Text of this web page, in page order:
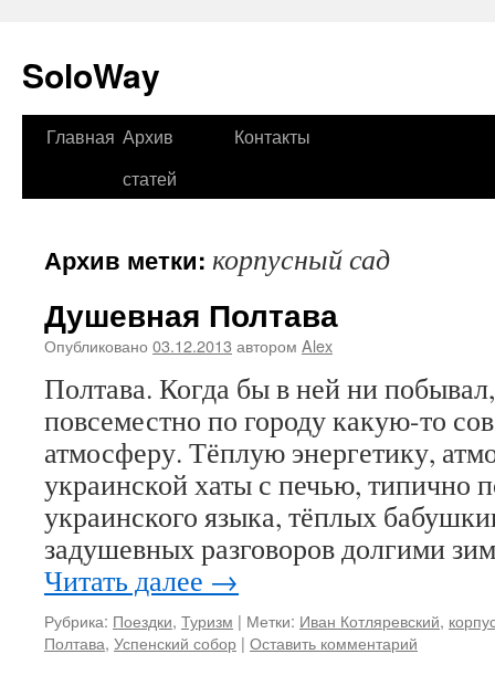
SoloWay
Перейти
Главная Архив
статей
Контакты
Архив метки: корпусный сад
Душевная Полтава
Опубликовано 03.12.2013 автором Alex
Полтава. Когда бы в ней ни
повсеместно по городу какую-то
атмосферу. Тёплую энергетику,
украинской хаты с печью, типично
украинского языка, тёплых
задушевных разговоров долгими
Читать далее →
Рубрика: Поездки, Туризм | Метки: Иван Котляревский,
Полтава, Успенский собор | Оставить комментарий